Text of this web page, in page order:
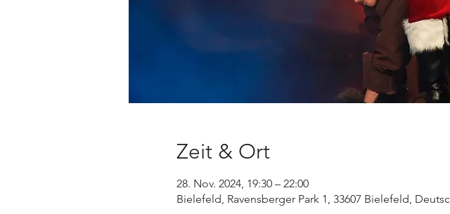
Zeit & Ort
28. Nov. 2024, 19:30 – 22:00
Bielefeld, Ravensberger Park 1, 33607 Bielefeld,